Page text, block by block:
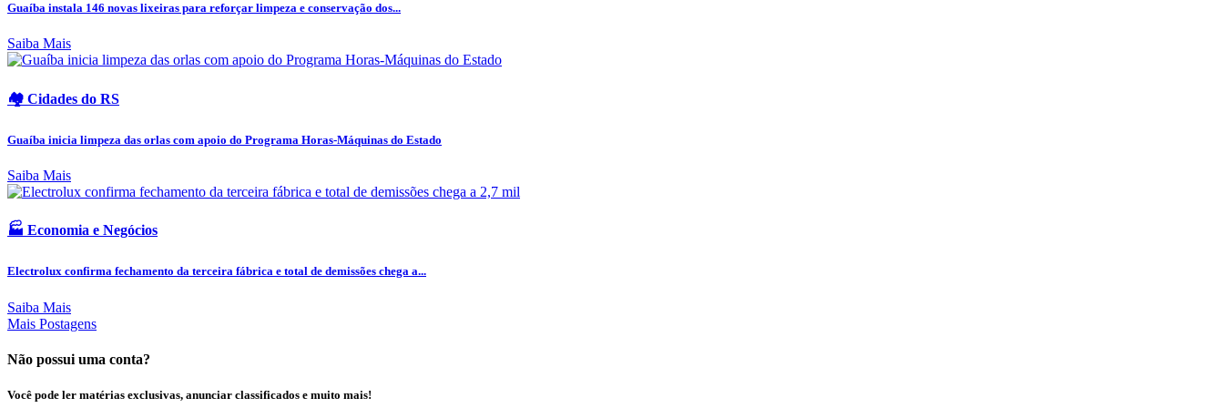
Guaíba instala 146 novas lixeiras para reforçar limpeza e conservação dos...
Saiba Mais
🏘️ Cidades do RS
Guaíba inicia limpeza das orlas com apoio do Programa Horas-Máquinas do Estado
Saiba Mais
🏭 Economia e Negócios
Electrolux confirma fechamento da terceira fábrica e total de demissões chega a...
Saiba Mais
Mais Postagens
Não possui uma conta?
Você pode ler matérias exclusivas, anunciar classificados e muito mais!